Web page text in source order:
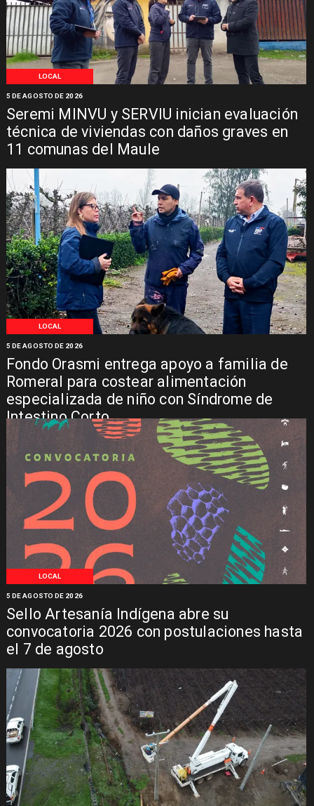
LOCAL
Seremi MINVU y SERVIU inician evaluación
técnica de viviendas con daños graves en
11 comunas del Maule
5 DE AGOSTO DE 2026
LOCAL
Fondo Orasmi entrega apoyo a familia de
Romeral para costear alimentación
especializada de niño con Síndrome de
Intestino Corto
5 DE AGOSTO DE 2026
LOCAL
Sello Artesanía Indígena abre su
convocatoria 2026 con postulaciones hasta
el 7 de agosto
5 DE AGOSTO DE 2026